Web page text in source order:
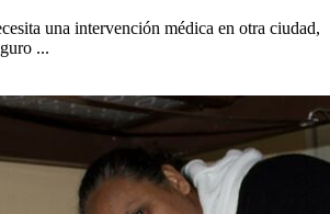
una intervención médica en otra ciudad,
...